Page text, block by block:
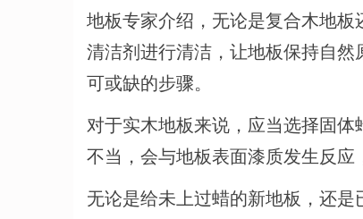
地板专家介绍，无论是复合木地
清洁剂进行清洁，让地板保持自
可或缺的步骤。
对于实木地板来说，应当选择固
不当，会与地板表面漆质发生反应
无论是给未上过蜡的新地板，还